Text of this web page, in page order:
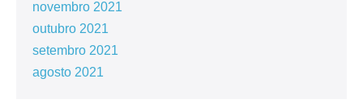
novembro 2021
outubro 2021
setembro 2021
agosto 2021